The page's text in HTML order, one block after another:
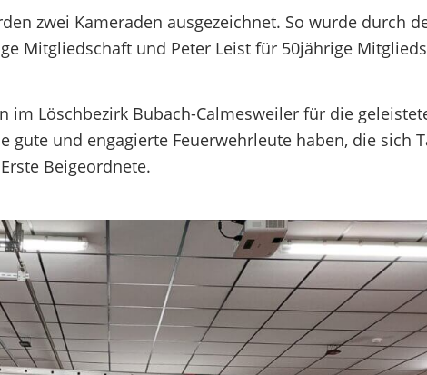
zwei Kameraden ausgezeichnet. So wurde durch
Mitgliedschaft und Peter Leist für 50jährige
im Löschbezirk Bubach-Calmesweiler für die
gute und engagierte Feuerwehrleute haben, die sich
Beigeordnete.